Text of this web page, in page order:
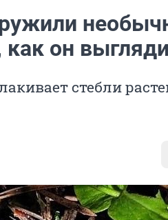
он
стебли